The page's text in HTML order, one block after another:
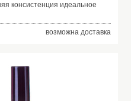
консистенция идеальное
возможна доставка